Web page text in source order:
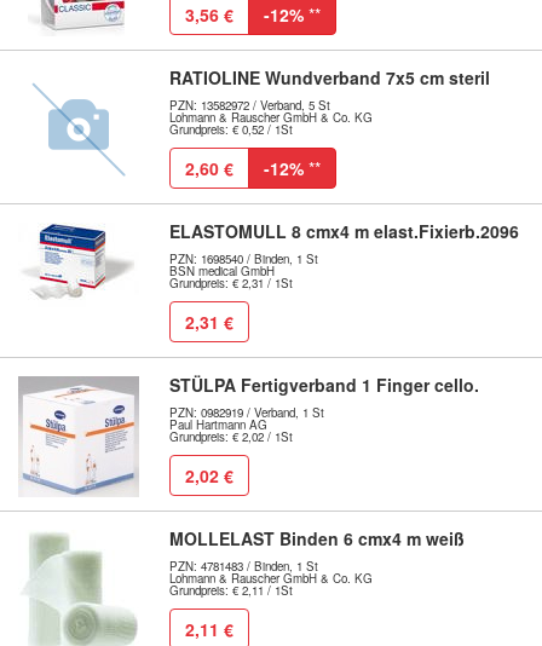
3,56 € -12% **
RATIOLINE Wundverband 7x5 cm steril
PZN: 13582972 / Verband, 5 St
Lohmann & Rauscher GmbH & Co. KG
Grundpreis: € 0,52 / 1St
2,60 € -12% **
ELASTOMULL 8 cmx4 m elast.Fixierb.2096
PZN: 1698540 / Binden, 1 St
BSN medical GmbH
Grundpreis: € 2,31 / 1St
2,31 €
STÜLPA Fertigverband 1 Finger cello.
PZN: 0982919 / Verband, 1 St
Paul Hartmann AG
Grundpreis: € 2,02 / 1St
2,02 €
MOLLELAST Binden 6 cmx4 m weiß
PZN: 4781483 / Binden, 1 St
Lohmann & Rauscher GmbH & Co. KG
Grundpreis: € 2,11 / 1St
2,11 €